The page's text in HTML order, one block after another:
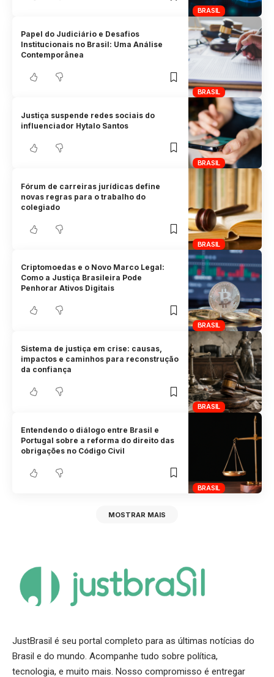
BRASIL
BRASIL
Papel do Judiciário e Desafios
Institucionais no Brasil: Uma Análise
Contemporânea
BRASIL
Justiça suspende redes sociais do
influenciador Hytalo Santos
BRASIL
Fórum de carreiras jurídicas define
novas regras para o trabalho do
colegiado
BRASIL
Criptomoedas e o Novo Marco Legal:
Como a Justiça Brasileira Pode
Penhorar Ativos Digitais
BRASIL
Sistema de justiça em crise: causas,
impactos e caminhos para reconstrução
da confiança
BRASIL
Entendendo o diálogo entre Brasil e
Portugal sobre a reforma do direito das
obrigações no Código Civil
MOSTRAR MAIS
JustBrasil é seu portal completo para as últimas notícias do
Brasil e do mundo. Acompanhe tudo sobre política,
tecnologia, e muito mais. Nosso compromisso é entregar